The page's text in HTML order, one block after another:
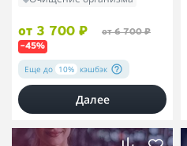
от 3 700 ₽ от 6 700 ₽
–45%
Еще до 10% кэшбэк
Далее